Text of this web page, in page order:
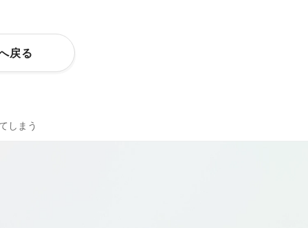
戻る
しまう